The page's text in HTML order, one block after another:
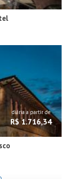
diária a partir de
R$ 1.716,34